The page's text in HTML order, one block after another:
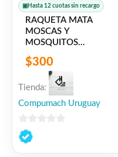
▣ Hasta 12 cuotas sin recargo
RAQUETA MATA
MOSCAS Y
MOSQUITOS
RECARGABLE
$300
Tienda:
Compumach Uruguay
0
de